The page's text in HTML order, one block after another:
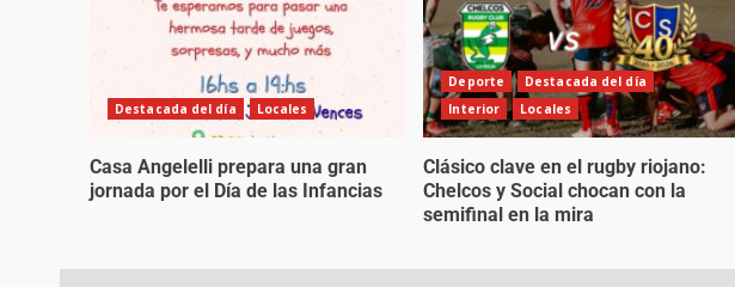
Destacada del día Locales
Casa Angelelli prepara una gran
jornada por el Día de las Infancias
Deporte
Destacada del día
Interior
Locales
Clásico clave en el rugby riojano:
Chelcos y Social chocan con la
semifinal en la mira